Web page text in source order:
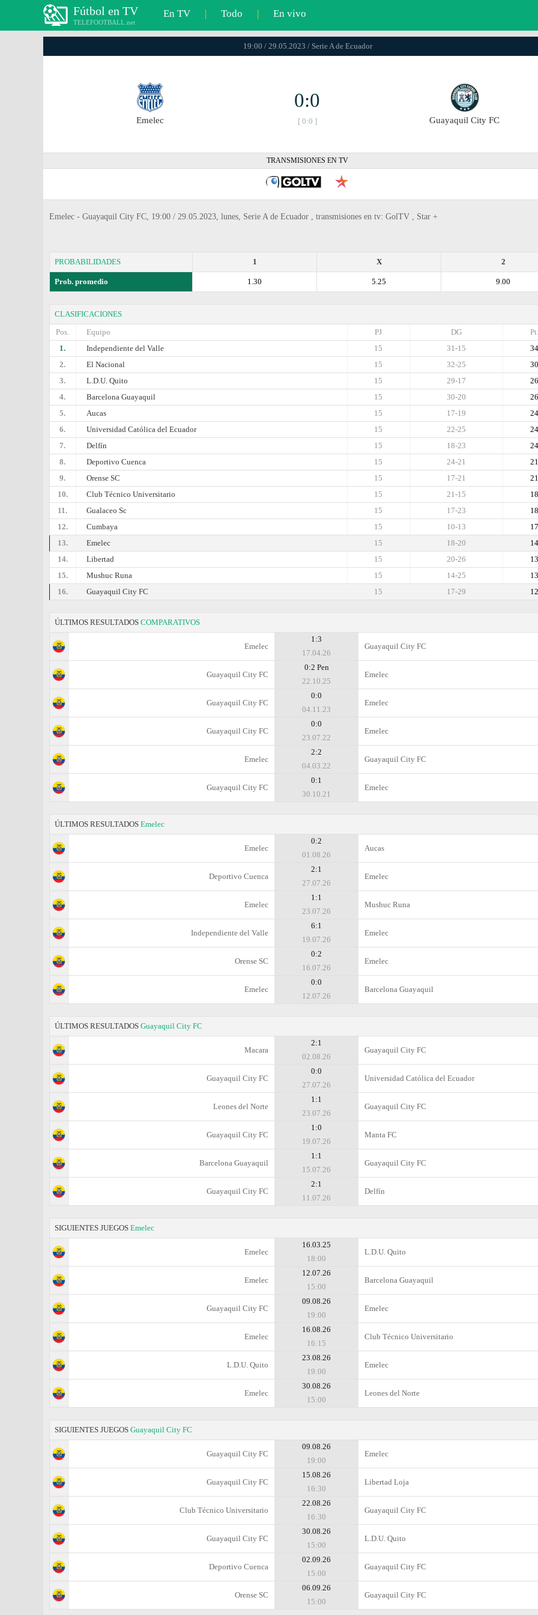
Fútbol en TV
TELEFOOTBALL.net
En TV | Todo | En vivo
19:00 / 29.05.2023 / Serie A de Ecuador
Emelec
0:0
[ 0:0 ] Guayaquil City FC
TRANSMISIONES EN TV
Emelec - Guayaquil City FC, 19:00 / 29.05.2023, lunes, Serie A de Ecuador , transmisiones en tv: GolTV , Star +
PROBABILIDADES 2
X
1
Prob. promedio 9.00
5.25
1.30
CLASIFICACIONES
Pos.
Equipo Pt.
DG
PJ
1.
Independiente del Valle 34
31-15
15
2.
El Nacional 30
32-25
15
3.
L.D.U. Quito 26
29-17
15
4.
Barcelona Guayaquil 26
30-20
15
5.
Aucas 24
17-19
15
6.
Universidad Católica del Ecuador 24
22-25
15
7.
Delfín 24
18-23
15
8.
Deportivo Cuenca 21
24-21
15
9.
Orense SC 21
17-21
15
10.
Club Técnico Universitario 18
21-15
15
11.
Gualaceo Sc 18
17-23
15
12.
Cumbaya 17
10-13
15
13.
Emelec 14
18-20
15
14.
Libertad 13
20-26
15
15.
Mushuc Runa 13
14-25
15
16.
Guayaquil City FC 12
17-29
15
ÚLTIMOS RESULTADOS COMPARATIVOS
Emelec
1:3
17.04.26
Guayaquil City FC
Guayaquil City FC
0:2 Pen
22.10.25
Emelec
Guayaquil City FC
0:0
04.11.23
Emelec
Guayaquil City FC
0:0
23.07.22
Emelec
Emelec
2:2
04.03.22
Guayaquil City FC
Guayaquil City FC
0:1
30.10.21
Emelec
ÚLTIMOS RESULTADOS Emelec
Emelec
0:2
01.08.26
Aucas
Deportivo Cuenca
2:1
27.07.26
Emelec
Emelec
1:1
23.07.26
Mushuc Runa
Independiente del Valle
6:1
19.07.26
Emelec
Orense SC
0:2
16.07.26
Emelec
Emelec
0:0
12.07.26
Barcelona Guayaquil
ÚLTIMOS RESULTADOS Guayaquil City FC
Macara
2:1
02.08.26
Guayaquil City FC
Guayaquil City FC
0:0
27.07.26
Universidad Católica del Ecuador
Leones del Norte
1:1
23.07.26
Guayaquil City FC
Guayaquil City FC
1:0
19.07.26
Manta FC
Barcelona Guayaquil
1:1
15.07.26
Guayaquil City FC
Guayaquil City FC
2:1
11.07.26
Delfín
SIGUIENTES JUEGOS Emelec
Emelec
16.03.25
18:00
L.D.U. Quito
Emelec
12.07.26
15:00
Barcelona Guayaquil
Guayaquil City FC
09.08.26
19:00
Emelec
Emelec
16.08.26
16:15
Club Técnico Universitario
L.D.U. Quito
23.08.26
19:00
Emelec
Emelec
30.08.26
15:00
Leones del Norte
SIGUIENTES JUEGOS Guayaquil City FC
Guayaquil City FC
09.08.26
19:00
Emelec
Guayaquil City FC
15.08.26
16:30
Libertad Loja
Club Técnico Universitario
22.08.26
16:30
Guayaquil City FC
Guayaquil City FC
30.08.26
15:00
L.D.U. Quito
Deportivo Cuenca
02.09.26
15:00
Guayaquil City FC
Orense SC
06.09.26
15:00
Guayaquil City FC